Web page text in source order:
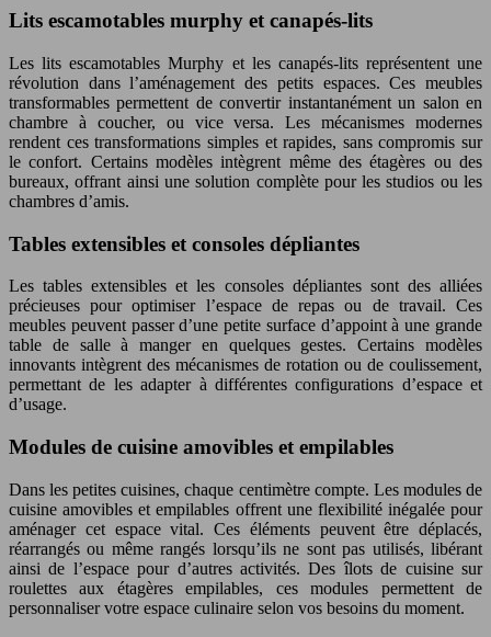
Lits escamotables murphy et canapés-lits
Les lits escamotables Murphy et les canapés-lits représentent une
révolution dans l’aménagement des petits espaces. Ces meubles
transformables permettent de convertir instantanément un salon en
chambre à coucher, ou vice versa. Les mécanismes modernes
rendent ces transformations simples et rapides, sans compromis sur
le confort. Certains modèles intègrent même des étagères ou des
bureaux, offrant ainsi une solution complète pour les studios ou les
chambres d’amis.
Tables extensibles et consoles dépliantes
Les tables extensibles et les consoles dépliantes sont des alliées
précieuses pour optimiser l’espace de repas ou de travail. Ces
meubles peuvent passer d’une petite surface d’appoint à une grande
table de salle à manger en quelques gestes. Certains modèles
innovants intègrent des mécanismes de rotation ou de coulissement,
permettant de les adapter à différentes configurations d’espace et
d’usage.
Modules de cuisine amovibles et empilables
Dans les petites cuisines, chaque centimètre compte. Les modules de
cuisine amovibles et empilables offrent une flexibilité inégalée pour
aménager cet espace vital. Ces éléments peuvent être déplacés,
réarrangés ou même rangés lorsqu’ils ne sont pas utilisés, libérant
ainsi de l’espace pour d’autres activités. Des îlots de cuisine sur
roulettes aux étagères empilables, ces modules permettent de
personnaliser votre espace culinaire selon vos besoins du moment.